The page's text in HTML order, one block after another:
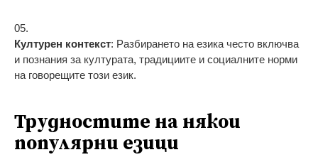
Културен контекст: Разбирането на езика често включва
и познания за културата, традициите и социалните норми
на говорещите този език.
Трудностите на някои
популярни езици